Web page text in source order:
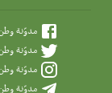
مدوّنة
مدوّنة
مدوّنة
مدوّنة